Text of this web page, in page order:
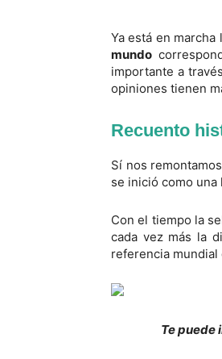
Ya está en
mundo
importante a
opiniones tienen
Recuento
Sí nos
se inició como
Con el tiempo la
cada vez más la
referencia mundial
Te puede